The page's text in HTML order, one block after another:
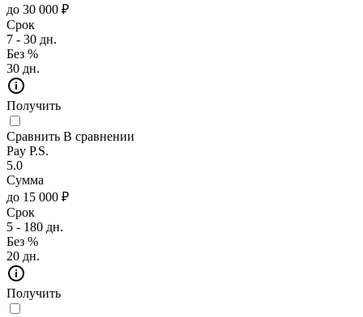
до 30 000 ₽
Срок
7 - 30 дн.
Без %
30 дн.
Получить
Сравнить В сравнении
Pay P.S.
5.0
Сумма
до 15 000 ₽
Срок
5 - 180 дн.
Без %
20 дн.
Получить